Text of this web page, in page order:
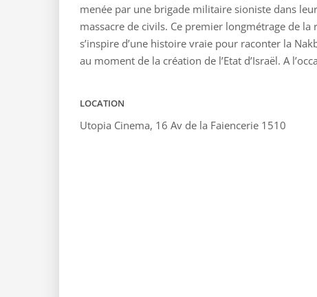
menée par une brigade militaire sioniste dans
massacre de civils. Ce premier longmétrage de
s’inspire d’une histoire vraie pour raconter la
au moment de la création de l’Etat d’Israël. A
LOCATION
Utopia Cinema, 16 Av de la Faiencerie 1510